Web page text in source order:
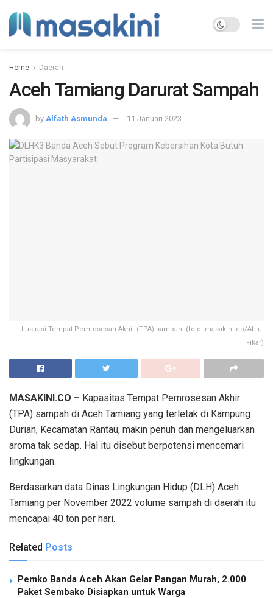
Home Daerah
Aceh Tamiang Darurat Sampah
by Alfath Asmunda 11 Januari 2023
Ilustrasi Tempat Pemrosesan Akhir (TPA) sampah. (foto: masakini.co/Ahlul
Fikar)
MASAKINI.CO – Kapasitas Tempat Pemrosesan Akhir
(TPA) sampah di Aceh Tamiang yang terletak di Kampung
Durian, Kecamatan Rantau, makin penuh dan mengeluarkan
aroma tak sedap. Hal itu disebut berpotensi mencemari
lingkungan.
Berdasarkan data Dinas Lingkungan Hidup (DLH) Aceh
Tamiang per November 2022 volume sampah di daerah itu
mencapai 40 ton per hari.
Related Posts
Pemko Banda Aceh Akan Gelar Pangan Murah, 2.000
Paket Sembako Disiapkan untuk Warga